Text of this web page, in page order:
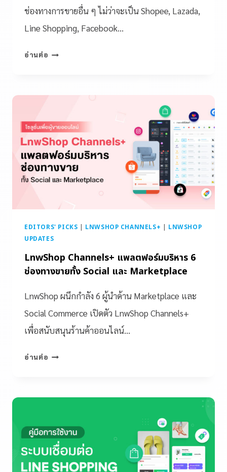
ช่องทางการขายอื่น ๆ ไม่ว่าจะเป็น Shopee, Lazada,
Line Shopping, Facebook…
อ่านต่อ
EDITORS' PICKS LNWSHOP CHANNELS+
LNWSHOP
UPDATES
LnwShop Channels+ แพลตฟอร์มบริหาร 6
ช่องทางขายทั้ง Social และ Marketplace
LnwShop ผนึกกำลัง 6 ผู้นำด้าน Marketplace และ
Social Commerce เปิดตัว LnwShop Channels+
เพื่อสนับสนุนร้านค้าออนไลน์…
อ่านต่อ